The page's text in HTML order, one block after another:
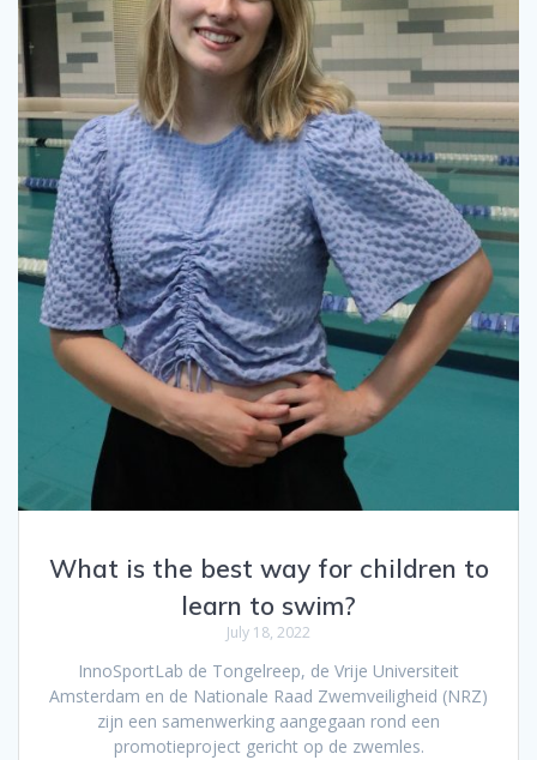
What is the best way for children to
learn to swim?
July 18, 2022
InnoSportLab de Tongelreep, de Vrije Universiteit
Amsterdam en de Nationale Raad Zwemveiligheid (NRZ)
zijn een samenwerking aangegaan rond een
promotieproject gericht op de zwemles.